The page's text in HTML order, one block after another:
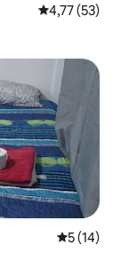
Gemiddelde
4,77 (53)
5 (14)